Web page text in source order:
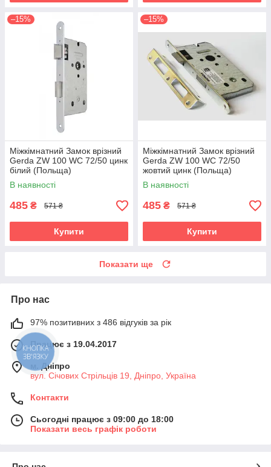
–15%
Міжкімнатний Замок врізний
Gerda ZW 100 WC 72/50 цинк
білий (Польща)
В наявності
485 ₴ 571 ₴
Купити
–15%
Міжкімнатний Замок врізний
Gerda ZW 100 WC 72/50
жовтий цинк (Польща)
В наявності
485 ₴ 571 ₴
Купити
Показати ще
Про нас
97% позитивних з 486 відгуків за рік
Працює з 19.04.2017
м. Дніпро
вул. Січових Стрільців 19, Дніпро, Україна
Контакти
Сьогодні працює з 09:00 до 18:00
Показати весь графік роботи
КНОПКА
ЗВ'ЯЗКУ